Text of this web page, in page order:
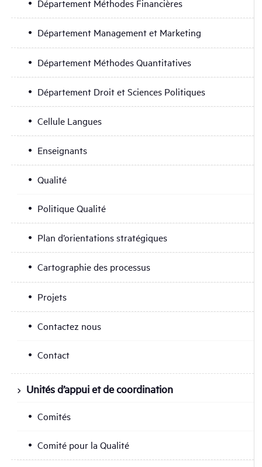
Département Méthodes Financières
Département Management et Marketing
Département Méthodes Quantitatives
Département Droit et Sciences Politiques
Cellule Langues
Enseignants
Qualité
Politique Qualité
Plan d’orientations stratégiques
Cartographie des processus
Projets
Contactez nous
Contact
Unités d’appui et de coordination
Comités
Comité pour la Qualité